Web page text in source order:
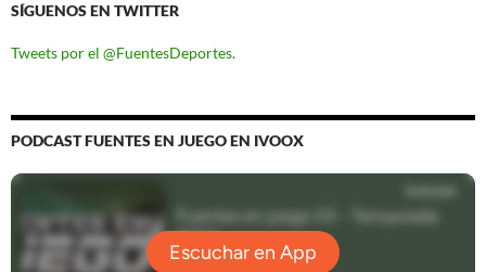
SÍGUENOS EN TWITTER
Tweets por el @FuentesDeportes.
PODCAST FUENTES EN JUEGO EN IVOOX